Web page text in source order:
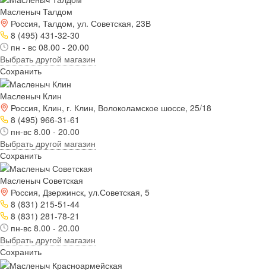
Масленыч Талдом
Россия, Талдом, ул. Советская, 23В
8 (495) 431-32-30
пн - вс 08.00 - 20.00
Выбрать другой магазин
Сохранить
Масленыч Клин
Россия, Клин, г. Клин, Волоколамское шоссе, 25/18
8 (495) 966-31-61
пн-вс 8.00 - 20.00
Выбрать другой магазин
Сохранить
Масленыч Советская
Россия, Дзержинск, ул.Советская, 5
8 (831) 215-51-44
8 (831) 281-78-21
пн-вс 8.00 - 20.00
Выбрать другой магазин
Сохранить